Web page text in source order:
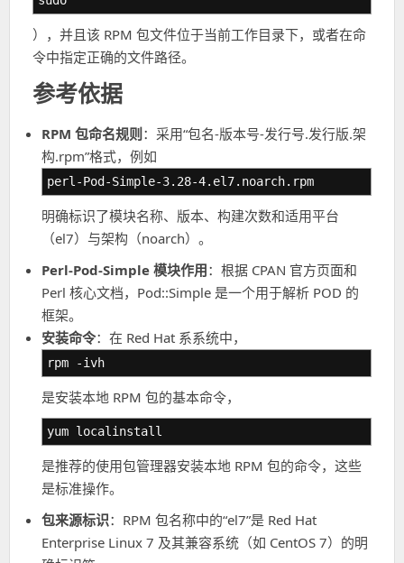
），并且该 RPM 包文件位于当前工作目录下，或者在命
令中指定正确的文件路径。
参考依据
RPM 包命名规则 ：采用“包名-版本号-发行号.发行版.架
构.rpm”格式，例如
perl-Pod-Simple-3.28-4.el7.noarch.rpm
明确标识了模块名称、版本、构建次数和适用平台
（el7）与架构（noarch）。
Perl-Pod-Simple 模块作用：根据 CPAN 官方页面和
Perl 核心文档，Pod::Simple 是一个用于解析 POD 的
框架。
安装命令：在 Red Hat 系系统中，
rpm -ivh
是安装本地 RPM 包的基本命令，
yum localinstall
是推荐的使用包管理器安装本地 RPM 包的命令，这些
是标准操作。
包来源标识：RPM 包名称中的“el7”是 Red Hat
Enterprise Linux 7 及其兼容系统（如 CentOS 7）的明